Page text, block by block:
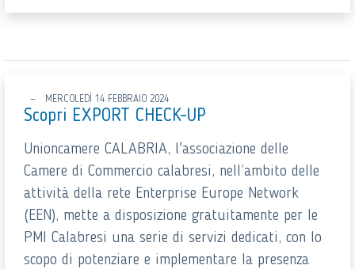
MERCOLEDÌ 14 FEBBRAIO 2024
Scopri EXPORT CHECK-UP
Unioncamere CALABRIA, l'associazione delle
Camere di Commercio calabresi, nell’ambito delle
attività della rete Enterprise Europe Network
(EEN), mette a disposizione gratuitamente per le
PMI Calabresi una serie di servizi dedicati, con lo
scopo di potenziare e implementare la presenza